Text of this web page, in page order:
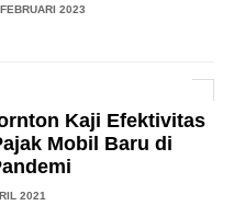
2023
Kaji Efektivitas
Mobil Baru di
2021